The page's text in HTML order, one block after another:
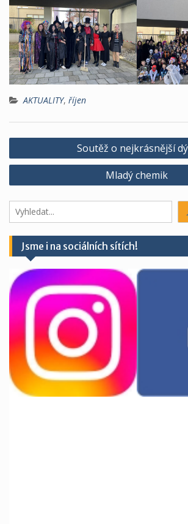
AKTUALITY, říjen
Navigace
pro
Soutěž o nejkrásnější
Mladý chemik
Hledáte
něco?
Jsme i na sociálních sítích!